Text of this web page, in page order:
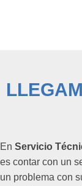
En Servicio
es contar con un
un problema con